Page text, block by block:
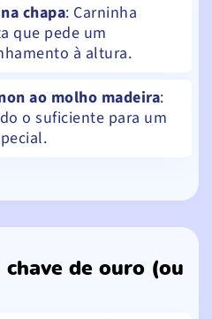
chapa: Carninha
que pede um
à altura.
ao molho madeira:
o suficiente para um
de ouro (ou